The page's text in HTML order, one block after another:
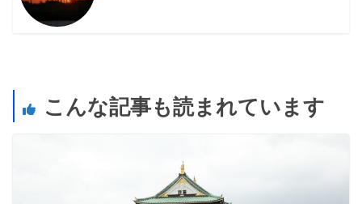
こんな記事も読まれています